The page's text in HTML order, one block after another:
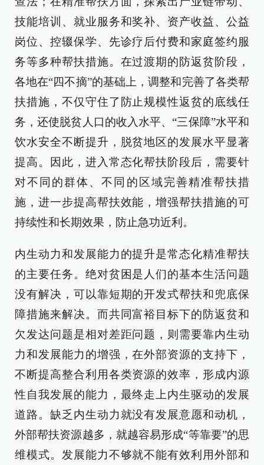
技能培训、就业服务和奖补、资产收益、公益
岗位、控辍保学、先诊疗后付费和家庭签约服
务等多种帮扶措施。在过渡期的防返贫阶段，
各地在“四不摘”的基础上，调整和完善了各类帮
扶措施，不仅守住了防止规模性返贫的底线任
务，还使脱贫人口的收入水平、“三保障”水平和
饮水安全不断提升，脱贫地区的发展水平显著
提高。因此，进入常态化帮扶阶段后，需要针
对不同的群体、不同的区域完善精准帮扶措
施，进一步提高帮扶效能，增强帮扶措施的可
持续性和长期效果，防止急功近利。
内生动力和发展能力的提升是常态化精准帮扶
的主要任务。绝对贫困是人们的基本生活问题
没有解决，可以靠短期的开发式帮扶和兜底保
障措施来解决。而共同富裕目标下的防返贫和
欠发达问题是相对差距问题，则需要靠内生动
力和发展能力的增强，在外部资源的支持下，
不断提高整合利用各类资源的效率，形成内源
性自我发展的能力，最终走上内生驱动的发展
道路。缺乏内生动力就没有发展意愿和动机，
外部帮扶资源越多，就越容易形成“等靠要”的思
维模式。发展能力不够就不能有效利用外部和